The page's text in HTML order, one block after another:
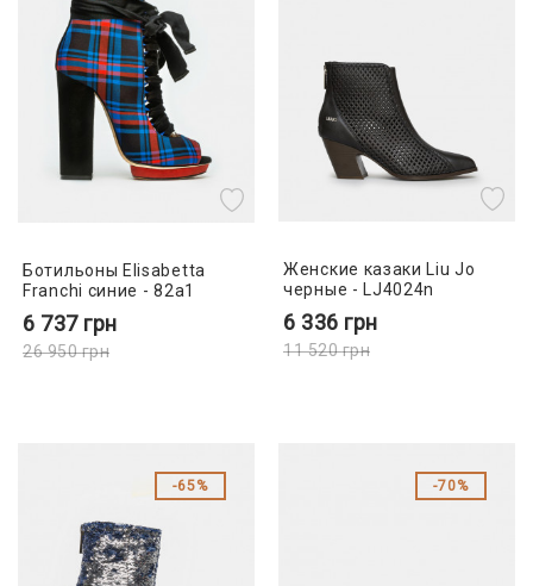
Ботильоны Elisabetta
Franchi синие - 82a1
6 737 грн
26 950грн
Женские казаки Liu Jo
черные - LJ4024n
6 336 грн
11 520грн
65% 70%